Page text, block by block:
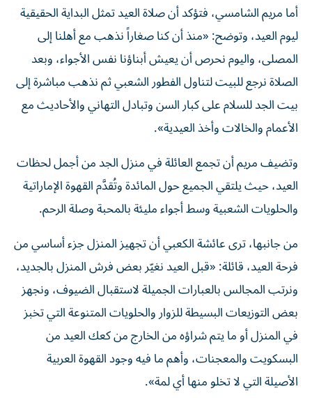
أما مريم الشامسي، فتؤكد أن صلاة العيد تمثل البداية الحقيقية
ليوم العيد، وتوضح: «منذ أن كنا صغاراً نذهب مع أهلنا إلى
المصلى، واليوم نحرص أن يعيش أبناؤنا نفس الأجواء، وبعد
الصلاة نرجع للبيت لتناول الفطور الشعبي ثم نذهب مباشرة إلى
بيت الجد للسلام على كبار السن وتبادل التهاني والأحاديث مع
الأعمام والخالات وأخذ العيدية».
وتضيف مريم أن تجمع العائلة في منزل الجد من أجمل لحظات
العيد، حيث يلتقي الجميع حول المائدة وتُقدَّم القهوة الإماراتية
والحلويات الشعبية وسط أجواء مليئة بالمحبة وصلة الرحم.
من جانبها، ترى عائشة الكعبي أن تجهيز المنزل جزء أساسي من
فرحة العيد، قائلة: «قبل العيد نغيّر بعض فرش المنزل بالجديد،
ونرتب المجالس بالعبارات الجميلة لاستقبال الضيوف، ونجهز
بعض التوزيعات البسيطة للزوار والحلويات المتنوعة التي تخبز
في المنزل أو ما يتم شراؤه من الخارج من كعك العيد من
البسكويت والمعجنات، وأهم ما فيه وجود القهوة العربية
الأصيلة التي لا تخلو منها أي لمة».